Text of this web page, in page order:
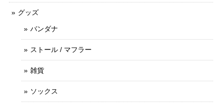
グッズ
バンダナ
ストール / マフラー
雑貨
ソックス